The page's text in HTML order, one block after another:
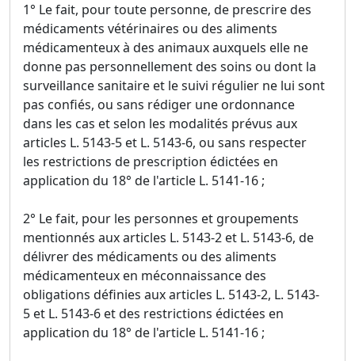
1° Le fait, pour toute personne, de prescrire des
médicaments vétérinaires ou des aliments
médicamenteux à des animaux auxquels elle ne
donne pas personnellement des soins ou dont la
surveillance sanitaire et le suivi régulier ne lui sont
pas confiés, ou sans rédiger une ordonnance
dans les cas et selon les modalités prévus aux
articles L. 5143-5 et L. 5143-6, ou sans respecter
les restrictions de prescription édictées en
application du 18° de l'article L. 5141-16 ;
2° Le fait, pour les personnes et groupements
mentionnés aux articles L. 5143-2 et L. 5143-6, de
délivrer des médicaments ou des aliments
médicamenteux en méconnaissance des
obligations définies aux articles L. 5143-2, L. 5143-
5 et L. 5143-6 et des restrictions édictées en
application du 18° de l'article L. 5141-16 ;